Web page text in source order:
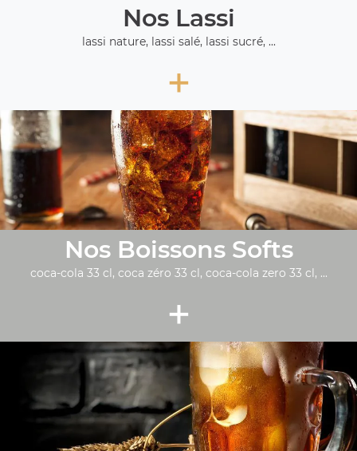
Nos Lassi
lassi nature, lassi salé, lassi sucré, ...
+
Nos Boissons Softs
coca-cola 33 cl, coca zéro 33 cl, coca-cola zero 33 cl, ...
+